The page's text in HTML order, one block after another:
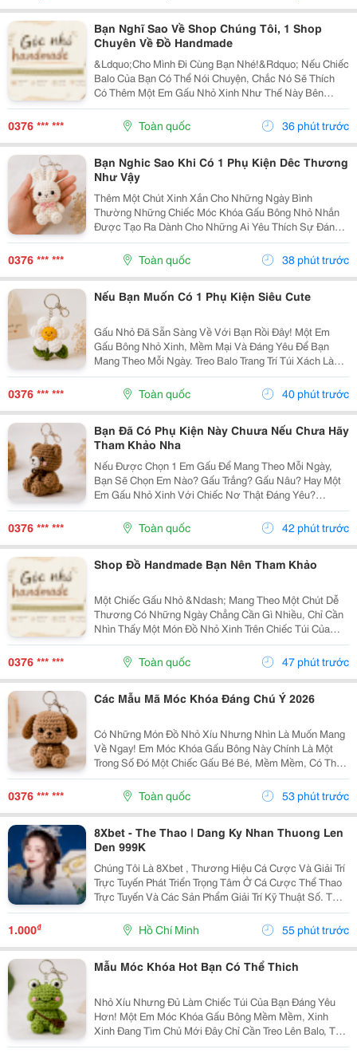
Bạn Nghĩ Sao Về Shop Chúng Tôi, 1 Shop
Chuyên Về Đồ Handmade
&Ldquo;Cho Mình Đi Cùng Bạn Nhé!&Rdquo; Nếu Chiếc
Balo Của Bạn Có Thể Nói Chuyện, Chắc Nó Sẽ Thích
Có Thêm Một Em Gấu Nhỏ Xinh Như Thế Này Bên
Cạnh. Từ Những Buổi Đi Học, Đi Làm, Đi Cà Phê Hay
Những Chuyến Đi Chơi Cuối Tuần, Em Móc Khóa Gấu
Bông...
0376 *** *** Toàn quốc 36 phút trước
Bạn Nghic Sao Khi Có 1 Phụ Kiện Dêc Thương
Như Vậy
Thêm Một Chút Xinh Xắn Cho Những Ngày Bình
Thường Những Chiếc Móc Khóa Gấu Bông Nhỏ Nhắn
Được Tạo Ra Dành Cho Những Ai Yêu Thích Sự Đáng
Yêu Và Những Món Đồ Có Dấu Ấn Riêng. Từ Chiếc Balo
Đi Học, Túi Xách Đi Chơi Đến Chùm Chìa Khóa Quen
Thuộc,...
0376 *** *** Toàn quốc 38 phút trước
Nếu Bạn Muốn Có 1 Phụ Kiện Siêu Cute
Gấu Nhỏ Đã Sẵn Sàng Về Với Bạn Rồi Đây! Một Em
Gấu Bông Nhỏ Xinh, Mềm Mại Và Đáng Yêu Để Bạn
Mang Theo Mỗi Ngày. Treo Balo Trang Trí Túi Xách Làm
Móc Khóa Tặng Người Bạn Yêu Quý
Gocnhohandmade.com Không Cần Quá Nhiều Phụ
Kiện, Chỉ Một Em Gấu...
0376 *** *** Toàn quốc 40 phút trước
Bạn Đã Có Phụ Kiện Này Chuưa Nếu Chưa Hãy
Tham Khảo Nha
Nếu Được Chọn 1 Em Gấu Để Mang Theo Mỗi Ngày,
Bạn Sẽ Chọn Em Nào? Gấu Trắng? Gấu Nâu? Hay Một
Em Gấu Nhỏ Xinh Với Chiếc Nơ Thật Đáng Yêu?
Những Chiếc Móc Khóa Gấu Bông Không Chỉ Là Phụ
Kiện Treo Túi Mà Còn Là Một Cách Để Bạn Thêm Chút
Cá Tính Vào...
0376 *** *** Toàn quốc 42 phút trước
Shop Đồ Handmade Bạn Nên Tham Khảo
Một Chiếc Gấu Nhỏ &Ndash; Mang Theo Một Chút Dễ
Thương Có Những Ngày Chẳng Cần Gì Nhiều, Chỉ Cần
Nhìn Thấy Một Món Đồ Nhỏ Xinh Trên Chiếc Túi Của
Mình Cũng Đủ Thấy Vui Rồi Những Em Móc Khóa Gấu
Bông Được Làm Với Kiểu Dáng Đáng Yêu, Nhỏ Gọn,
Thích...
0376 *** *** Toàn quốc 47 phút trước
Các Mẫu Mã Móc Khóa Đáng Chú Ý 2026
Có Những Món Đồ Nhỏ Xíu Nhưng Nhìn Là Muốn Mang
Về Ngay! Em Móc Khóa Gấu Bông Này Chính Là Một
Trong Số Đó Một Chiếc Gấu Bé Bé, Mềm Mềm, Có Thể
Treo Trên Balo, Túi Xách Hay Chìa Khóa. Mỗi Lần Nhìn
Thấy Lại Thấy Chiếc Túi Của Mình Đáng Yêu Hơn Một...
0376 *** *** Toàn quốc 53 phút trước
8Xbet - The Thao | Dang Ky Nhan Thuong Len
Den 999K
Chúng Tôi Là 8Xbet , Thương Hiệu Cá Cược Và Giải Trí
Trực Tuyến Phát Triển Trọng Tâm Ở Cá Cược Thể Thao
Trực Tuyến Và Các Sản Phẩm Giải Trí Kỹ Thuật Số. Từ
Năm 2024, 8Xbet Trở Thành Đối Tác Cá Cược Chính
Thức Tại Khu Vực Châu Á &Ndash; Thái Bình...
1.000₫ Hồ Chí Minh 55 phút trước
Mẫu Móc Khóa Hot Bạn Có Thể Thich
Nhỏ Xíu Nhưng Đủ Làm Chiếc Túi Của Bạn Đáng Yêu
Hơn! Một Em Móc Khóa Gấu Bông Mềm Mềm, Xinh
Xinh Đang Tìm Chủ Mới Đây Chỉ Cần Treo Lên Balo, Túi
Xách Hay Chìa Khóa Là Chiếc Túi Lập Tức Có Thêm